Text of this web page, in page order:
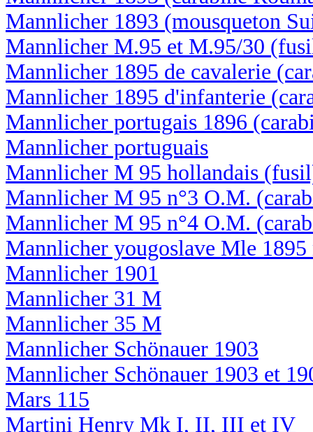
Mannlicher 1893 (mousqueton
Mannlicher M.95 et M.95/30
Mannlicher 1895 de cavalerie
Mannlicher 1895 d'infanterie
Mannlicher portugais 1896
Mannlicher portuguais
Mannlicher M 95 hollandais
Mannlicher M 95 n°3 O.M.
Mannlicher M 95 n°4 O.M.
Mannlicher yougoslave Mle
Mannlicher 1901
Mannlicher 31 M
Mannlicher 35 M
Mannlicher Schönauer 1903
Mannlicher Schönauer 1903 et
Mars 115
Martini Henry Mk I, II, III et IV